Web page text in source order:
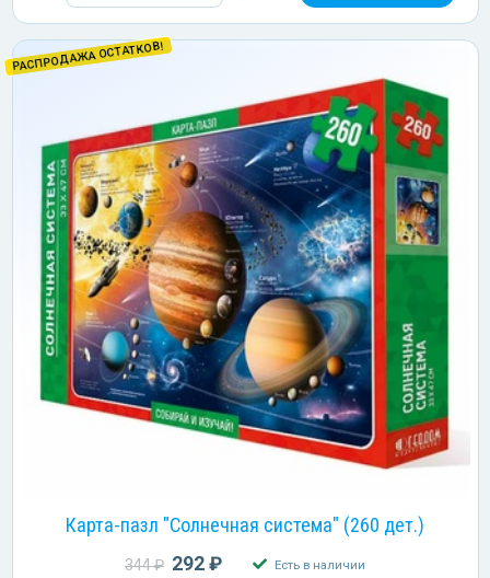
РАСПРОДАЖА ОСТАТКОВ!
Карта-пазл "Солнечная система" (260 дет.)
344 ₽ 292 ₽ Есть в наличии